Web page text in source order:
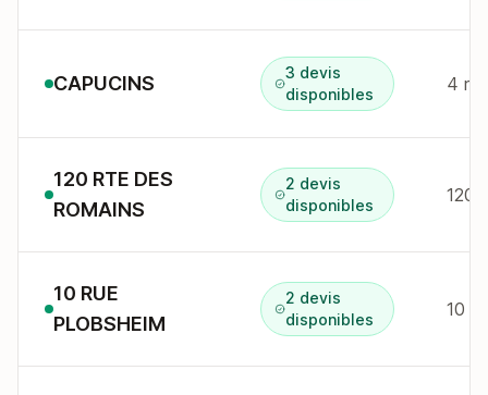
CAPUCINS
3 devis
disponibles
4 r
120 RTE DES
ROMAINS
2 devis
disponibles
120
10 RUE
PLOBSHEIM
2 devis
disponibles
10 r